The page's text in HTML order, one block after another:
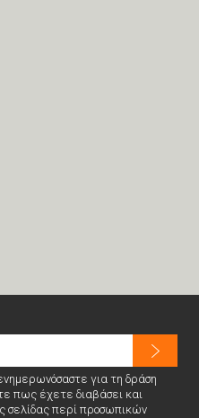
για τη δράση
πως έχετε διαβάσει και
σελίδας περί προσωπικών